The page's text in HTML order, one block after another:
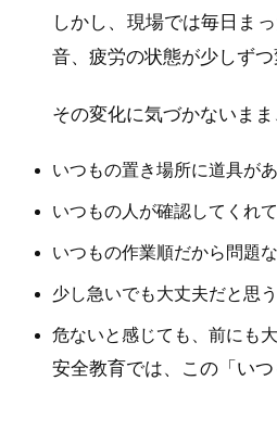
しかし、現場では毎日ま
音、疲労の状態が少しずつ
その変化に気づかないま
いつもの置き場所に道具が
いつもの人が確認してくれ
いつもの作業順だから問題
少し急いでも大丈夫だと思う
危ないと感じても、前にも
安全教育では、この「い